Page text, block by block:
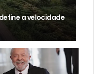
a velocidade